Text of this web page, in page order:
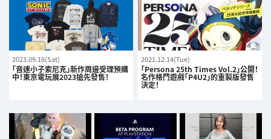
2023.09.16(Sat)
「音速小子索尼克」新作周邊受理預購
中！東京電玩展2023搶先發售！
2021.12.14(Tue)
「Persona 25th Times Vol.2」公開！
名作格鬥遊戲「P4U2」的重製版發售
決定！